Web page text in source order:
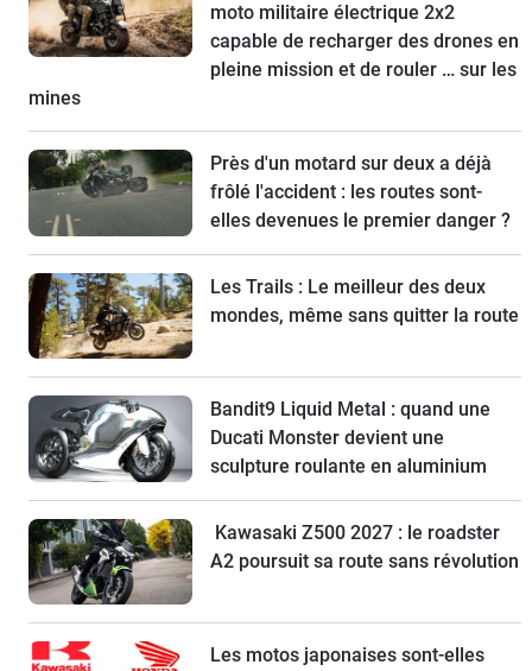
moto militaire électrique 2x2
capable de recharger des drones en
pleine mission et de rouler … sur les
mines
Près d'un motard sur deux a déjà
frôlé l'accident : les routes sont-
elles devenues le premier danger ?
Les Trails : Le meilleur des deux
mondes, même sans quitter la route
Bandit9 Liquid Metal : quand une
Ducati Monster devient une
sculpture roulante en aluminium
Kawasaki Z500 2027 : le roadster
A2 poursuit sa route sans révolution
Les motos japonaises sont-elles